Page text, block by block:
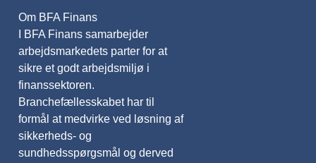
Om BFA Finans
I BFA Finans samarbejder
arbejdsmarkedets parter for at
sikre et godt arbejdsmiljø i
finanssektoren.
Branchefællesskabet har til
formål at medvirke ved løsning af
sikkerheds- og
sundhedsspørgsmål og derved